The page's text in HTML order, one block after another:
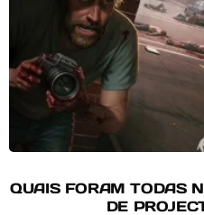
QUAIS FORAM TODAS
DE